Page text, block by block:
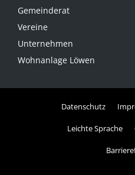
Gemeinderat
Vereine
Unternehmen
Wohnanlage Löwen
Datenschutz
Leichte Sprache